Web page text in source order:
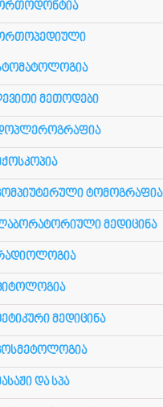
მეთოდები
ტომოგრაფია
მედიცინა
მედიცინა
და სპა